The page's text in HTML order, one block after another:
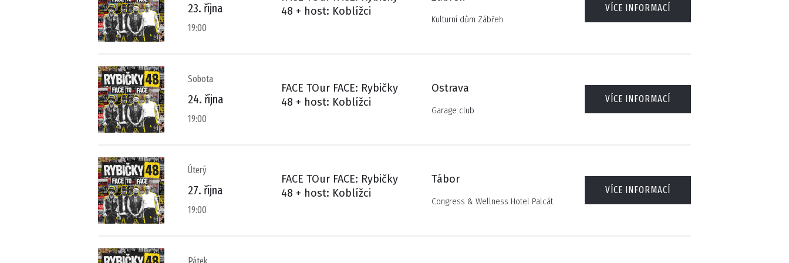
23. října
19:00
48 + host: Koblížci
Kulturní dům Zábřeh
VÍCE INFORMACÍ
Sobota
24. října
19:00
FACE TOur FACE: Rybičky
48 + host: Koblížci
Ostrava
Garage club
VÍCE INFORMACÍ
Úterý
27. října
19:00
FACE TOur FACE: Rybičky
48 + host: Koblížci
Tábor
Congress & Wellness Hotel Palcát
VÍCE INFORMACÍ